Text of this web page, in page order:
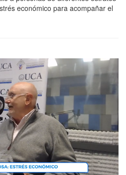
económico para acompañar el